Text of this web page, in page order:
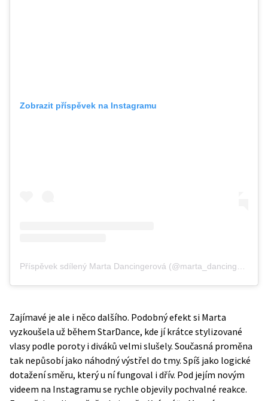
Zobrazit příspěvek na Instagramu
Příspěvek sdílený Marta Dancingerová (@marta_dancingerova)
Zajímavé je ale i něco dalšího. Podobný efekt si Marta
vyzkoušela už během StarDance, kde jí krátce stylizované
vlasy podle poroty i diváků velmi slušely. Současná proměna
tak nepůsobí jako náhodný výstřel do tmy. Spíš jako logické
dotažení směru, který u ní fungoval i dřív. Pod jejím novým
videem na Instagramu se rychle objevily pochvalné reakce.